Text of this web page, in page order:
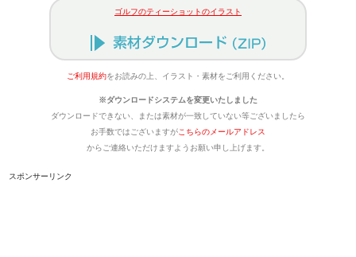
ゴルフのティーショットのイラスト
ご利用規約をお読みの上、イラスト・素材をご利用ください。
※ダウンロードシステムを変更いたしました
ダウンロードできない、または素材が一致していない等ございましたら
お手数ではございますがこちらのメールアドレス
からご連絡いただけますようお願い申し上げます。
スポンサーリンク